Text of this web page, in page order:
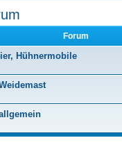
Forum
Hühnermobile